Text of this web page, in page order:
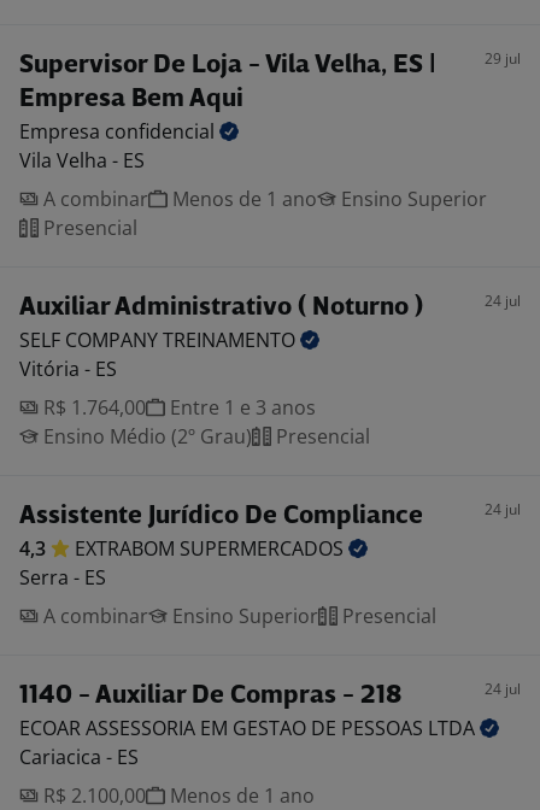
Supervisor De Loja - Vila Velha, ES |
Empresa Bem Aqui
29 jul
Empresa confidencial
Vila Velha - ES
A combinar
Menos de 1 ano
Ensino Superior
Presencial
Auxiliar Administrativo ( Noturno ) 24 jul
SELF COMPANYTREINAMENTO
Vitória - ES
R$ 1.764,00
Entre 1 e 3 anos
Ensino Médio (2º Grau)
Presencial
Assistente Jurídico De Compliance 24 jul
4,3 EXTRABOM SUPERMERCADOS
Serra - ES
A combinar
Ensino Superior Presencial
1140 - Auxiliar De Compras - 218 24 jul
ECOAR ASSESSORIA EM GESTAO DE PESSOAS LTDA
Cariacica - ES
R$ 2.100,00
Menos de 1 ano